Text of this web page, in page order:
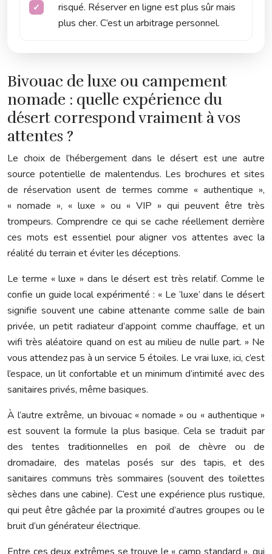
risqué. Réserver en ligne est plus sûr mais
plus cher. C’est un arbitrage personnel.
Bivouac de luxe ou campement
nomade : quelle expérience du
désert correspond vraiment à vos
attentes ?
Le choix de l’hébergement dans le désert est une autre
source potentielle de malentendus. Les brochures et sites
de réservation usent de termes comme « authentique »,
« nomade », « luxe » ou « VIP » qui peuvent être très
trompeurs. Comprendre ce qui se cache réellement derrière
ces mots est essentiel pour aligner vos attentes avec la
réalité du terrain et éviter les déceptions.
Le terme « luxe » dans le désert est très relatif. Comme le
confie un guide local expérimenté : « Le ‘luxe’ dans le désert
signifie souvent une cabine attenante comme salle de bain
privée, un petit radiateur d’appoint comme chauffage, et un
wifi très aléatoire quand on est au milieu de nulle part. » Ne
vous attendez pas à un service 5 étoiles. Le vrai luxe, ici, c’est
l’espace, un lit confortable et un minimum d’intimité avec des
sanitaires privés, même basiques.
À l’autre extrême, un bivouac « nomade » ou « authentique »
est souvent la formule la plus basique. Cela se traduit par
des tentes traditionnelles en poil de chèvre ou de
dromadaire, des matelas posés sur des tapis, et des
sanitaires communs très sommaires (souvent des toilettes
sèches dans une cabine). C’est une expérience plus rustique,
qui peut être gâchée par la proximité d’autres groupes ou le
bruit d’un générateur électrique.